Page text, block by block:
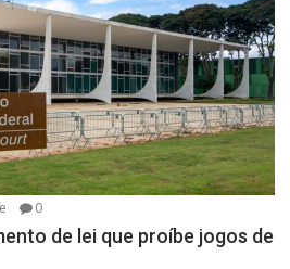
0
de lei que proíbe jogos de